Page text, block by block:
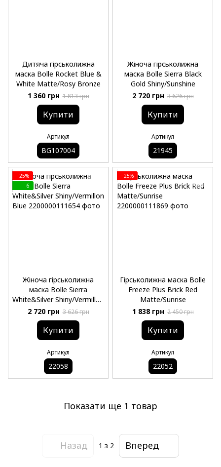
Дитяча гірськолижна
маска Bolle Rocket Blue &
White Matte/Rosy Bronze
1 360 грн 1 813 грн
Купити
Артикул
BG107004
Жіноча гірськолижна
маска Bolle Sierra Black
Gold Shiny/Sunshine
2 720 грн 3 626 грн
Купити
Артикул
21945
−25%
6
Жіноча гірськолижна
маска Bolle Sierra
White&Silver Shiny/Vermillon
Blue
2 720 грн 3 626 грн
Купити
Артикул
22058
−25%
Гірськолижна маска Bolle
Freeze Plus Brick Red
Matte/Sunrise
1 838 грн 2 450 грн
Купити
Артикул
22052
Показати ще 1 товар
Назад 1 з 2 Вперед